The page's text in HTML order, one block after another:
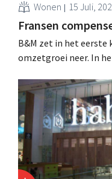
Wonen 15 Juli,
Fransen
B&M zet in het eerste
omzetgroei neer. In
een betere prestatie
op.